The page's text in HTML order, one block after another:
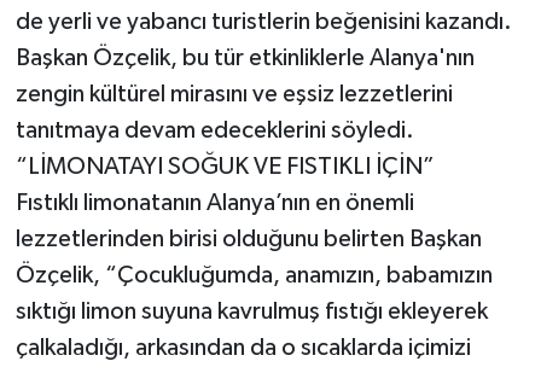
de yerli ve yabancı turistlerin beğenisini kazandı.
Başkan Özçelik, bu tür etkinliklerle Alanya'nın
zengin kültürel mirasını ve eşsiz lezzetlerini
tanıtmaya devam edeceklerini söyledi.
“LİMONATAYI SOĞUK VE FISTIKLI İÇİN”
Fıstıklı limonatanın Alanya’nın en önemli
lezzetlerinden birisi olduğunu belirten Başkan
Özçelik, “Çocukluğumda, anamızın, babamızın
sıktığı limon suyuna kavrulmuş fıstığı ekleyerek
çalkaladığı, arkasından da o sıcaklarda içimizi